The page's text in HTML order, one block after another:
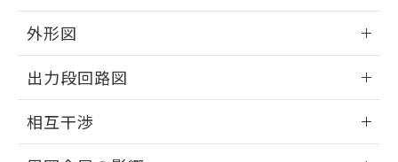
外形図
外形図
出力段回路図
出力段回路図
相互干渉
※当社の共同利用者とは、"個人情報
用者の範囲」に記載されている法人を
指します。
EU RoHS指令（10物質）の非含有証明書
51物質の非含有証明書（当社基準）
ものではありません。
また、RoHS指令のフタル酸エステル類４
物質の対応では、対応完了までの期間は出
荷製品に未対応品が混在することから備考